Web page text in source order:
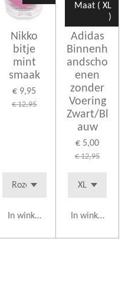
Nikko
bitje
mint
smaak
€ 9,95
€ 12,95
In winkelwagen
Maat ( XL
)
Adidas
Binnenh
andscho
enen
zonder
Voering
Zwart/Bl
auw
€ 5,00
€ 12,95
In